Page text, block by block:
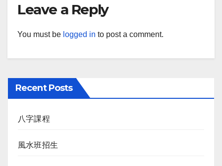
Leave a Reply
You must be logged in to post a comment.
Recent Posts
八字課程
風水班招生